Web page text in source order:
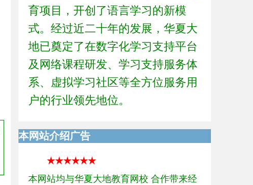
育项目，开创了语言学习的新模
式。经过近二十年的发展，华夏大
地已奠定了在数字化学习支持平台
及网络课程研发、学习支持服务体
系、虚拟学习社区等全方位服务用
户的行业领先地位。
本网站介绍广告
★★★★★★
本网站均与华夏大地教育网校 合作带来经